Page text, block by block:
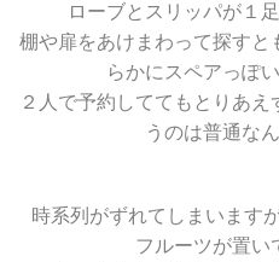
ローブとスリッパが１
棚や扉をあけまわって探すと
らかにスペアっぽ
２人で予約しててもとりあ
うのは普通な
時系列がずれてしまいます
フルーツが置い